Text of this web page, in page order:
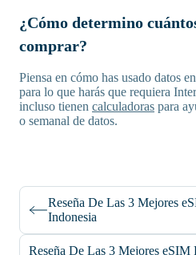
¿Cómo determino
comprar?
Piensa en cómo has usado datos
para lo que harás que requiera
incluso tienen calculadoras para
o semanal de datos.
Reseña De Las 3 Mejores
Indonesia
Reseña De Las 3 Mejores eSIM